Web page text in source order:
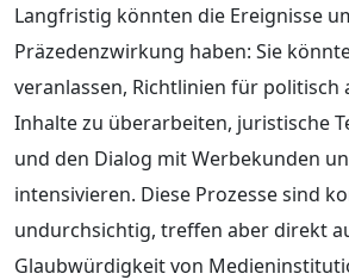
Langfristig könnten die Ereignisse
Präzedenzwirkung haben: Sie
veranlassen, Richtlinien für politisch
Inhalte zu überarbeiten, juristische
und den Dialog mit Werbekunden
intensivieren. Diese Prozesse sind
undurchsichtig, treffen aber direkt
Glaubwürdigkeit von